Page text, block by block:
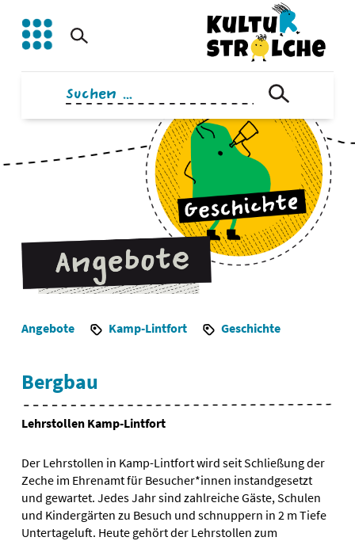
Inhalt
springen
Suchen
nach:
Angebote Kamp-Lintfort Geschichte
Bergbau
Lehrstollen Kamp-Lintfort
Der Lehrstollen in Kamp-Lintfort wird seit Schließung der
Zeche im Ehrenamt für Besucher*innen instandgesetzt
und gewartet. Jedes Jahr sind zahlreiche Gäste, Schulen
und Kindergärten zu Besuch und schnuppern in 2 m Tiefe
Untertageluft. Heute gehört der Lehrstollen zum